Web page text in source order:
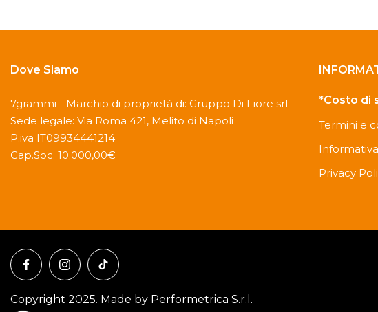
Dove Siamo
7grammi - Marchio di proprietà di: Gruppo Di Fiore srl
Sede legale: Via Roma 421, Melito di Napoli
P.iva IT09934441214
Cap.Soc. 10.000,00€
*Costo di
Termini e
Privacy
Copyright 2025. Made by Performetrica S.r.l.